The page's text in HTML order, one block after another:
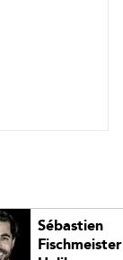
Sébastien
Fischmeister